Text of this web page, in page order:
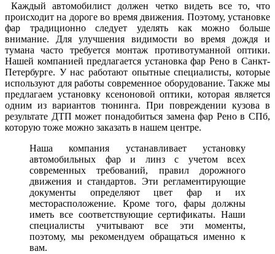
Каждый автомобилист должен четко видеть все то, что
происходит на дороге во время движения. Поэтому, установке
фар традиционно следует уделять как можно больше
внимание. Для улучшения видимости во время дождя и
тумана часто требуется монтаж противотуманной оптики.
Нашей компанией предлагается установка фар Рено в Санкт-
Петербурге. У нас работают опытные специалисты, которые
используют для работы современное оборудование. Также мы
предлагаем установку ксеноновой оптики, которая является
одним из вариантов тюнинга. При повреждении кузова в
результате ДТП может понадобиться замена фар Рено в СПб,
которую тоже можно заказать в нашем центре.
Наша компания устанавливает установку
автомобильных фар и линз с учетом всех
современных требований, правил дорожного
движения и стандартов. Эти регламентирующие
документы определяют цвет фар и их
месторасположение. Кроме того, фары должны
иметь все соответствующие сертификаты. Наши
специалисты учитывают все эти моменты,
поэтому, мы рекомендуем обращаться именно к
вам.